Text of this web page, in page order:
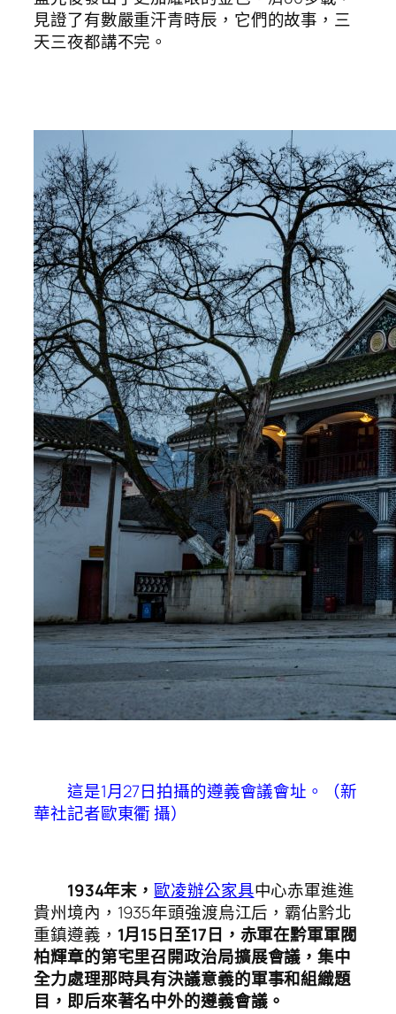
見證了有數嚴重汗青時辰，它們的故事，三
天三夜都講不完。
這是1月27日拍攝的遵義會議會址。（新
華社記者歐東衢 攝）
1934年末，歐凌辦公家具中心赤軍進進
貴州境內，1935年頭強渡烏江后，霸佔黔北
重鎮遵義， 1月15日至17日，赤軍在黔軍軍閥
柏輝章的第宅里召開政治局擴展會議，集中
全力處理那時具有決議意義的軍事和組織題
目，即后來著名中外的遵義會議。